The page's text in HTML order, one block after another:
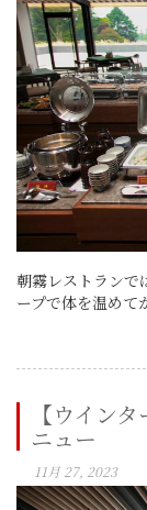
朝霧レストランで
ープで体を温め
【ウイン
ニュー
11月 27, 2023